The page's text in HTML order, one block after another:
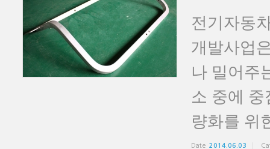
전기자동
개발사업
나 밀어주
소 중에
량화를 위
Date 2014.06.03